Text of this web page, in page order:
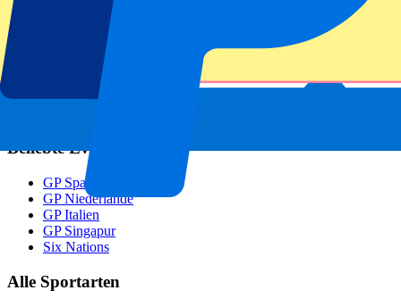
Manchester United
Manchester City
FC Barcelona
Real Madrid
SCC Neapel
Beliebte Events
GP Spanien
GP Niederlande
GP Italien
GP Singapur
Six Nations
Alle Sportarten